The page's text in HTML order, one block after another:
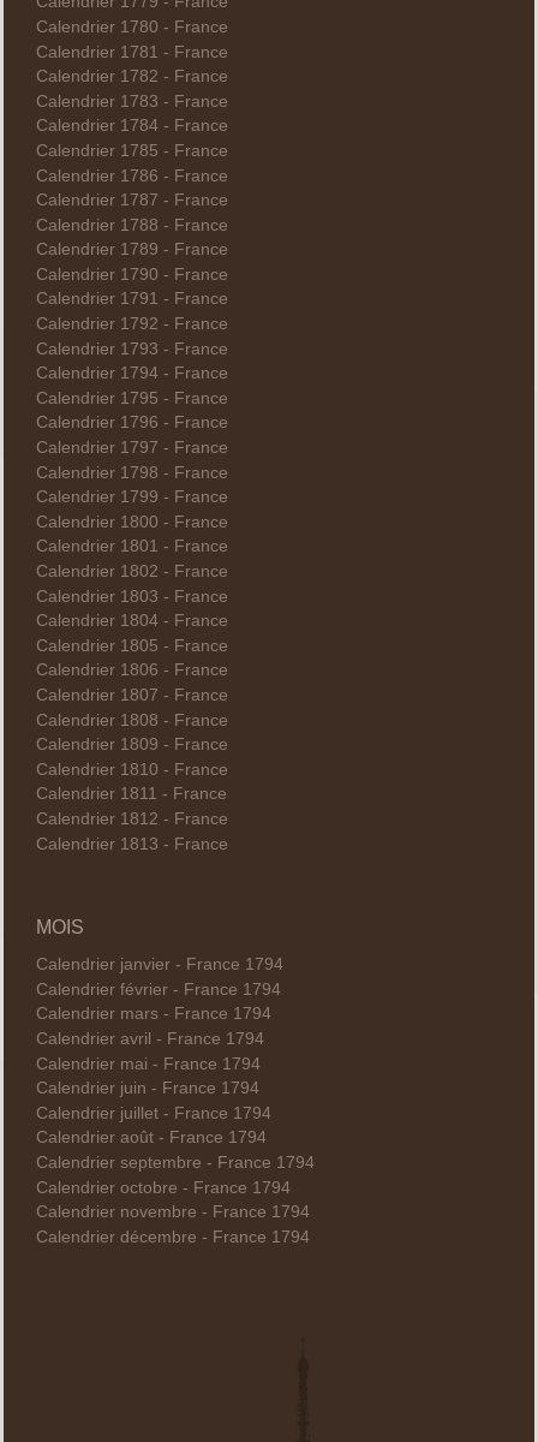
Calendrier 1780 - France
Calendrier 1781 - France
Calendrier 1782 - France
Calendrier 1783 - France
Calendrier 1784 - France
Calendrier 1785 - France
Calendrier 1786 - France
Calendrier 1787 - France
Calendrier 1788 - France
Calendrier 1789 - France
Calendrier 1790 - France
Calendrier 1791 - France
Calendrier 1792 - France
Calendrier 1793 - France
Calendrier 1794 - France
Calendrier 1795 - France
Calendrier 1796 - France
Calendrier 1797 - France
Calendrier 1798 - France
Calendrier 1799 - France
Calendrier 1800 - France
Calendrier 1801 - France
Calendrier 1802 - France
Calendrier 1803 - France
Calendrier 1804 - France
Calendrier 1805 - France
Calendrier 1806 - France
Calendrier 1807 - France
Calendrier 1808 - France
Calendrier 1809 - France
Calendrier 1810 - France
Calendrier 1811 - France
Calendrier 1812 - France
Calendrier 1813 - France
MOIS
Calendrier janvier - France 1794
Calendrier février - France 1794
Calendrier mars - France 1794
Calendrier avril - France 1794
Calendrier mai - France 1794
Calendrier juin - France 1794
Calendrier juillet - France 1794
Calendrier août - France 1794
Calendrier septembre - France 1794
Calendrier octobre - France 1794
Calendrier novembre - France 1794
Calendrier décembre - France 1794